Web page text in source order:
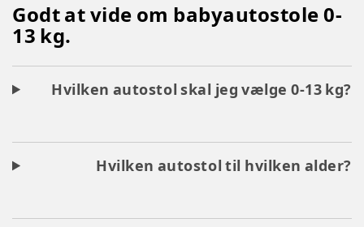
Godt at vide om babyautostole 0-
13 kg.
Hvilken autostol skal jeg vælge 0-13 kg?
Hvilken autostol til hvilken alder?